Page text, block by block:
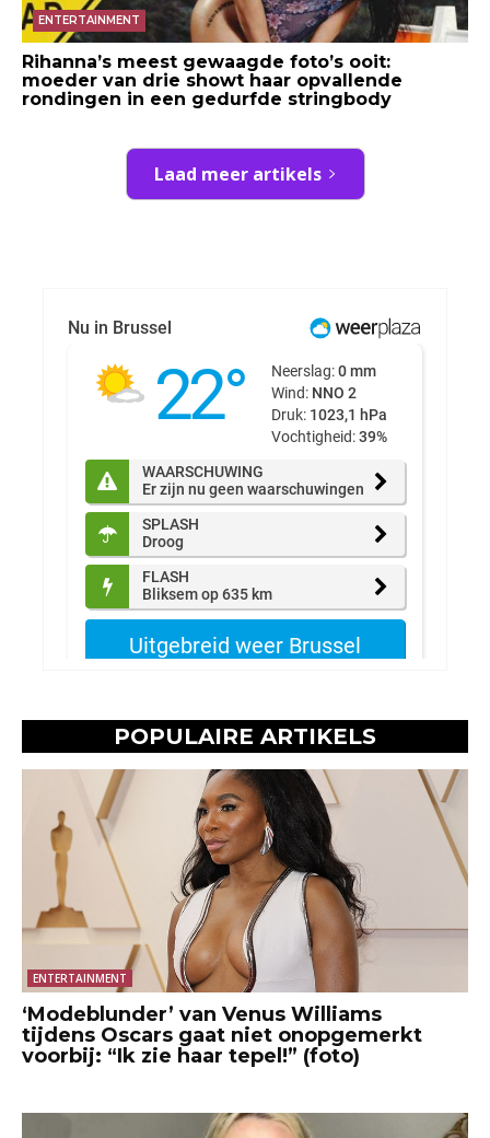
ENTERTAINMENT
Rihanna’s meest gewaagde foto’s ooit:
moeder van drie showt haar opvallende
rondingen in een gedurfde stringbody
Laad meer artikels
POPULAIRE ARTIKELS
ENTERTAINMENT
‘Modeblunder’ van Venus Williams
tijdens Oscars gaat niet onopgemerkt
voorbij: “Ik zie haar tepel!” (foto)